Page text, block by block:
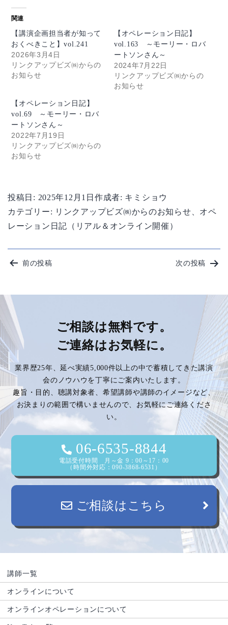
関連
【講演企画担当者が知って
おくべきこと】vol.241
2026年3月4日
リンクアップビズ㈱からの
お知らせ
【オペレーション日記】
vol.163 ～モーリー・ロバ
ートソンさん～
2024年7月22日
リンクアップビズ㈱からの
お知らせ
【オペレーション日記】
vol.69 ～モーリー・ロバ
ートソンさん～
2022年7月19日
リンクアップビズ㈱からの
お知らせ
投稿日: 2025年12月1日 作成者: キミショウ
カテゴリー: リンクアップビズ㈱からのお知らせ
オペ
レーション日記（リアル＆オンライン開催）
投
ナ
ビ
ゲ
ー
シ
ョ
ン
前の投稿 次の投稿
ご相談は無料です。
ご連絡はお気軽に。
業界歴25年、延べ実績5,000件以上の中で蓄積してきた講演
会のノウハウを丁寧にご案内いたします。
趣旨・目的、聴講対象者、希望講師や講師のイメージなど、
お決まりの範囲で構いませんので、お気軽にご連絡くださ
い。
06-6535-8844
電話受付時間 月～金 9：00～17：00
（時間外対応：090-3868-6531）
ご相談はこちら
講師一覧
オンラインについて
オンラインオペレーションについて